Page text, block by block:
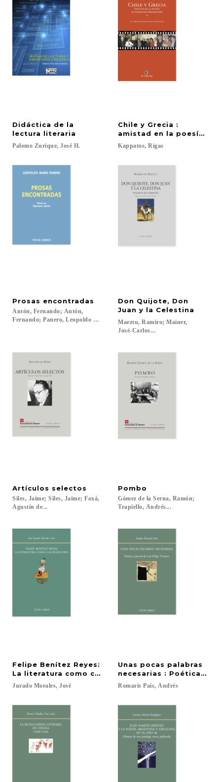
Didáctica de la
lectura literaria
Palomo Zurique, José H.
Chile y Grecia :
amistad en la poesía,
Kappatos, Rigas
Prosas encontradas
Antón, Fernando; Antón,
Fernando; Panero, Leopoldo María...
Don Quijote, Don
Juan y la Celestina
Maeztu, Ramiro; Mainer,
José-Carlos...
Artículos selectos
Siles, Jaime; Siles, Jaime; Foxá,
Agustín de...
Pombo
Gómez de la Serna, Ramón;
Trapiello, Andrés...
Felipe Benítez Reyes:
La literatura como caleidoscopio
Jurado Morales, José
Unas pocas palabras
necesarias : Poética y
Romarís Pais, Andrés